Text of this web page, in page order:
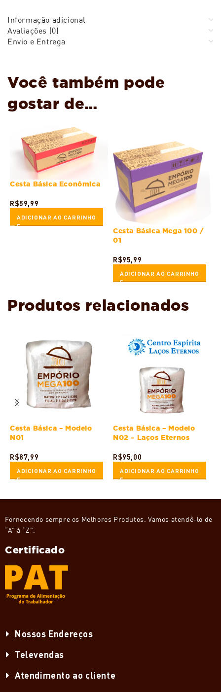
Informação adicional
Avaliações (0)
Envio e Entrega
Você também pode
gostar de…
Cesta Básica Econômica
R$59,99
ADICIONAR AO CARRINHO
Cesta Básica Mega 100 /
01
R$95,99
ADICIONAR AO CARRINHO
Produtos relacionados
Cesta Básica – Modelo
N01
R$87,99
ADICIONAR AO CARRINHO
Cesta Básica – Modelo
N02 – Laços Eternos
R$95,00
ADICIONAR AO CARRINHO
Fornecendo sempre os Melhores Produtos. Vamos atendê-lo de
“A” à “Z”.
Certificado
Nossos Endereços
Televendas
Atendimento ao cliente